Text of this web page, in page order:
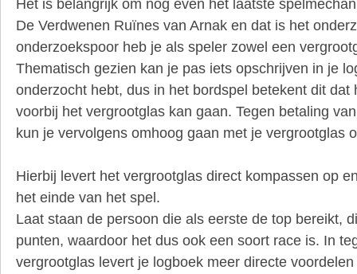
Het is belangrijk om nog even het laatste
De Verdwenen Ruïnes van Arnak en dat is het
onderzoekspoor heb je als speler zowel een
Thematisch gezien kan je pas iets opschrijven in je
onderzocht hebt, dus in het bordspel betekent dit dat
voorbij het vergrootglas kan gaan. Tegen betaling
kun je vervolgens omhoog gaan met je vergrootglas
Hierbij levert het vergrootglas direct kompassen op
het einde van het spel.
Laat staan de persoon die als eerste de top bereikt,
punten, waardoor het dus ook een soort race is. In
vergrootglas levert je logboek meer directe